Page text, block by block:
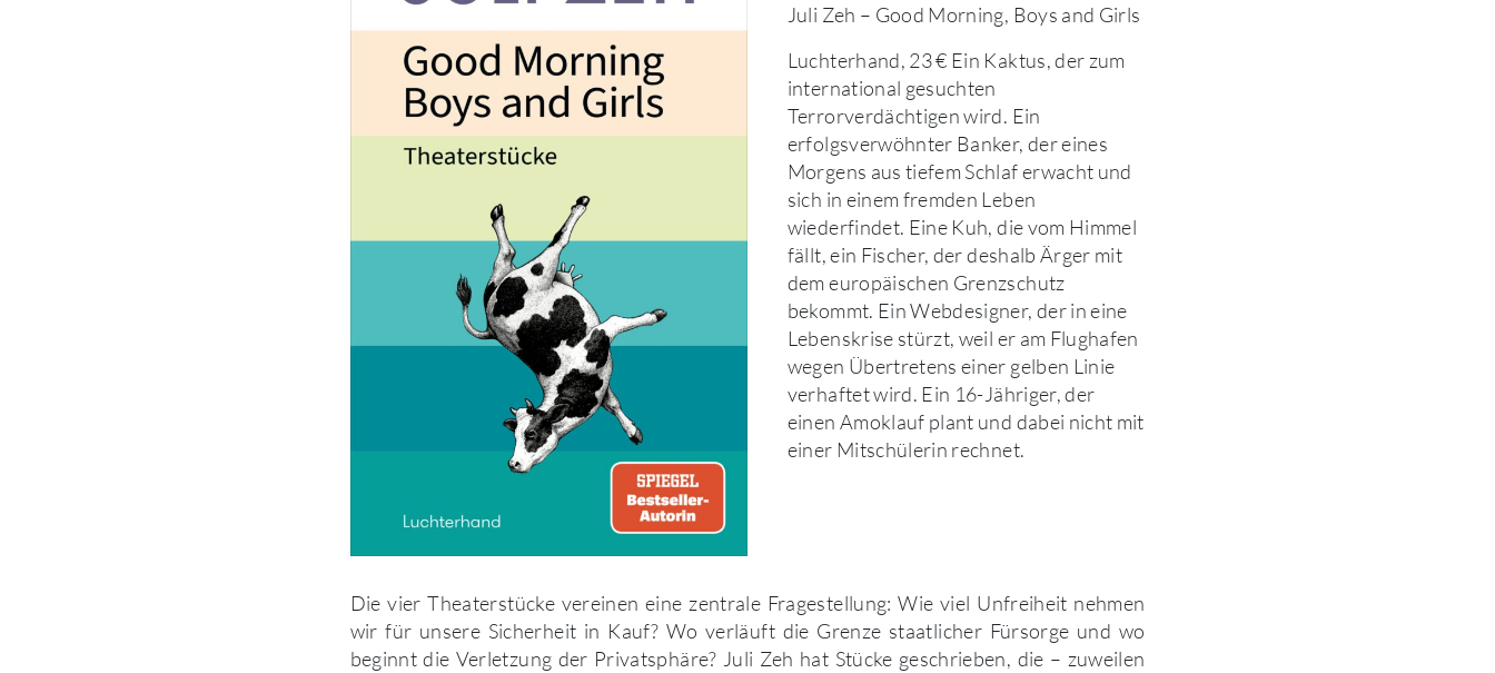
Juli Zeh – Good Morning, Boys and Girls
Luchterhand, 23 € Ein Kaktus, der zum
international gesuchten
Terrorverdächtigen wird. Ein
erfolgsverwöhnter Banker, der eines
Morgens aus tiefem Schlaf erwacht und
sich in einem fremden Leben
wiederfindet. Eine Kuh, die vom Himmel
fällt, ein Fischer, der deshalb Ärger mit
dem europäischen Grenzschutz
bekommt. Ein Webdesigner, der in eine
Lebenskrise stürzt, weil er am Flughafen
wegen Übertretens einer gelben Linie
verhaftet wird. Ein 16-Jähriger, der
einen Amoklauf plant und dabei nicht mit
einer Mitschülerin rechnet.
Die vier Theaterstücke vereinen eine zentrale Fragestellung: Wie viel Unfreiheit nehmen
wir für unsere Sicherheit in Kauf? Wo verläuft die Grenze staatlicher Fürsorge und wo
beginnt die Verletzung der Privatsphäre? Juli Zeh hat Stücke geschrieben, die – zuweilen